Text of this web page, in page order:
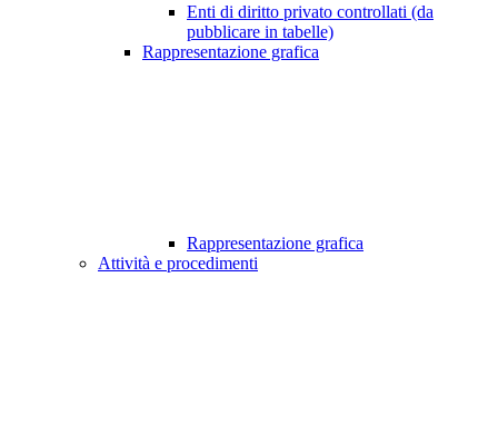
Enti di diritto privato controllati (da
pubblicare in tabelle)
Rappresentazione grafica
Rappresentazione grafica
Attività e procedimenti